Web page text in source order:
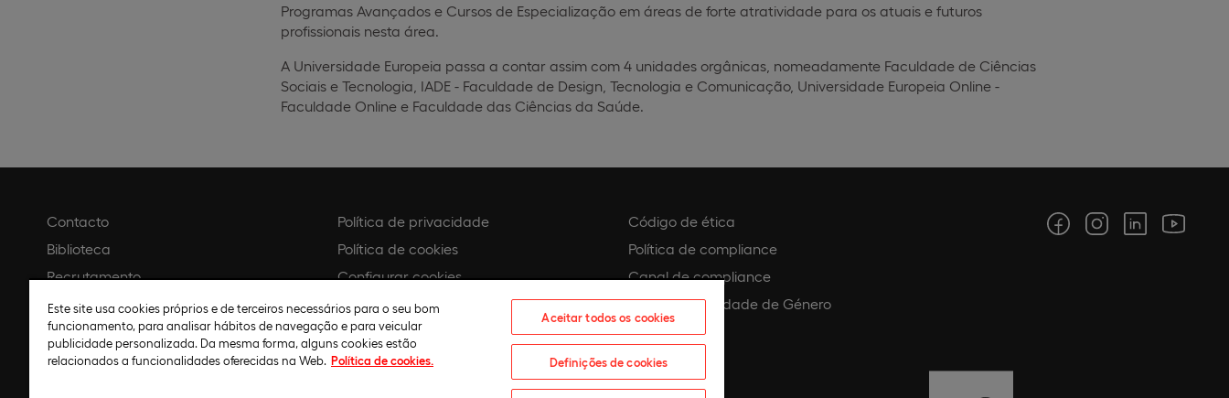
Programas Avançados e Cursos de Especialização em áreas de forte atratividade para os atuais e futuros
profissionais nesta área.
A Universidade Europeia passa a contar assim com 4 unidades orgânicas, nomeadamente Faculdade de Ciências
Sociais e Tecnologia, IADE - Faculdade de Design, Tecnologia e Comunicação, Universidade Europeia Online -
Faculdade Online e Faculdade das Ciências da Saúde.
Contacto
Biblioteca
Recrutamento
Agendar visita
Política de privacidade
Política de cookies
Configurar cookies
Aviso legal
Política de assédio
Código de ética
Política de compliance
Canal de compliance
Plano de Igualdade de Género
Este site usa cookies próprios e de terceiros necessários para o seu bom
funcionamento, para analisar hábitos de navegação e para veicular
publicidade personalizada. Da mesma forma, alguns cookies estão
relacionados a funcionalidades oferecidas na Web. Política de cookies.
Aceitar todos os cookies
Definições de cookies